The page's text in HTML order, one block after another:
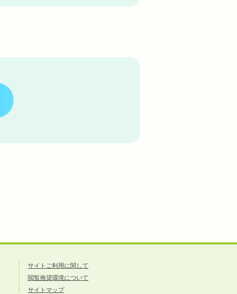
サイトご利用に関して
閲覧推奨環境について
サイトマップ